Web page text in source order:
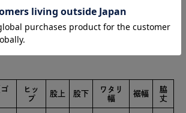
タン21%
ヒッ
プ
股上 股下
ワタリ
幅
裾幅
脇
丈